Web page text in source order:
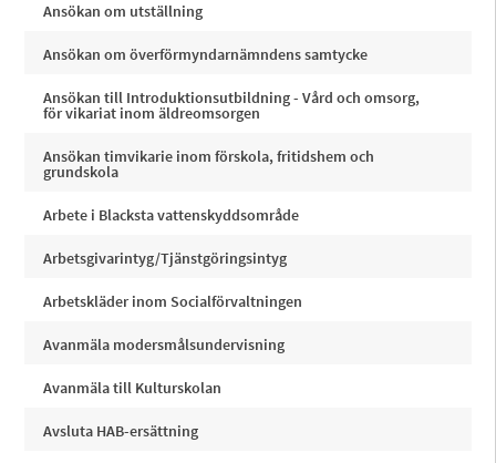
Ansökan om utställning
Ansökan om överförmyndarnämndens samtycke
Ansökan till Introduktionsutbildning - Vård och omsorg,
för vikariat inom äldreomsorgen
Ansökan timvikarie inom förskola, fritidshem och
grundskola
Arbete i Blacksta vattenskyddsområde
Arbetsgivarintyg/Tjänstgöringsintyg
Arbetskläder inom Socialförvaltningen
Avanmäla modersmålsundervisning
Avanmäla till Kulturskolan
Avsluta HAB-ersättning